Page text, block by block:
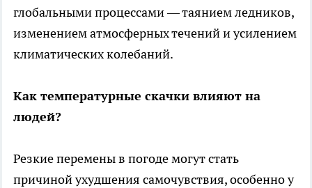
глобальными процессами — таянием ледников,
изменением атмосферных течений и усилением
климатических колебаний.
Как температурные скачки влияют на
людей?
Резкие перемены в погоде могут стать
причиной ухудшения самочувствия, особенно у